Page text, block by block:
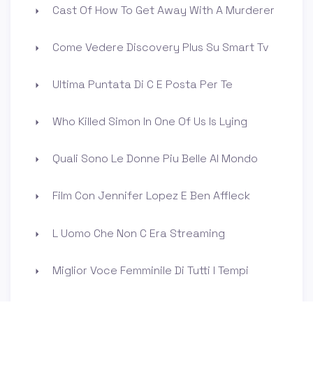
Cast Of How To Get Away With A Murderer
Come Vedere Discovery Plus Su Smart Tv
Ultima Puntata Di C E Posta Per Te
Who Killed Simon In One Of Us Is Lying
Quali Sono Le Donne Piu Belle Al Mondo
Film Con Jennifer Lopez E Ben Affleck
L Uomo Che Non C Era Streaming
Miglior Voce Femminile Di Tutti I Tempi